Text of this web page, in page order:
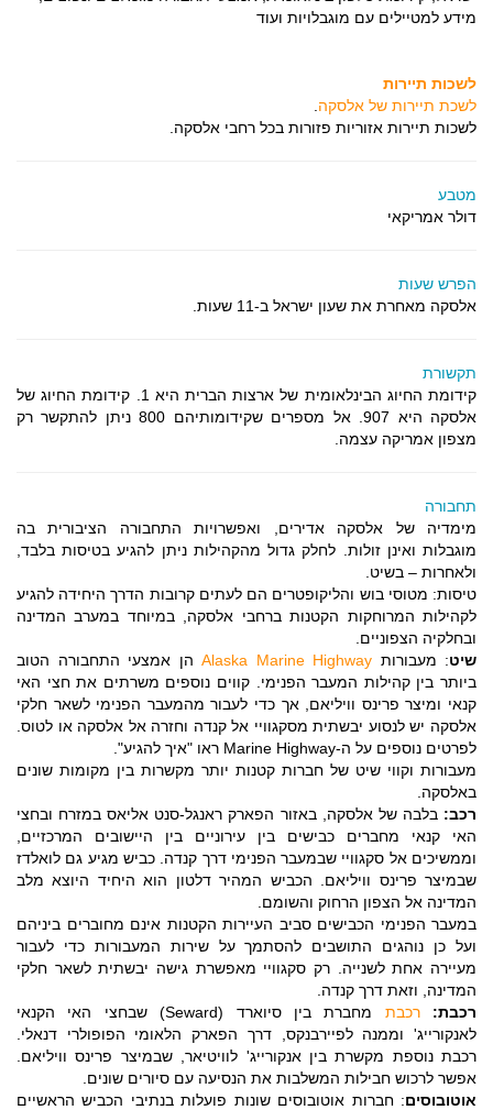
מידע למטיילים עם מוגבלויות ועוד
לשכות תיירות
לשכת תיירות של אלסקה
לשכות תיירות אזוריות פזורות בכל רחבי אלסקה.
מטבע
דולר אמריקאי
הפרש שעות
אלסקה מאחרת את שעון ישראל ב-11 שעות.
תקשורת
קידומת החיוג הבינלאומית של ארצות הברית היא 1. קידומת החיוג של
אלסקה היא 907. אל מספרים שקידומותיהם 800 ניתן להתקשר רק
מצפון אמריקה עצמה.
תחבורה
מימדיה של אלסקה אדירים, ואפשרויות התחבורה הציבורית בה
מוגבלות ואינן זולות. לחלק גדול מהקהילות ניתן להגיע בטיסות בלבד,
ולאחרות – בשיט.
טיסות: מטוסי בוש והליקופטרים הם לעתים קרובות הדרך היחידה להגיע
לקהילות המרוחקות הקטנות ברחבי אלסקה, במיוחד במערב המדינה
ובחלקיה הצפוניים.
שיט: מעבורות Alaska Marine Highway הן אמצעי התחבורה הטוב
ביותר בין קהילות המעבר הפנימי. קווים נוספים משרתים את חצי האי
קנאי ומיצר פרינס וויליאם, אך כדי לעבור מהמעבר הפנימי לשאר חלקי
אלסקה יש לנסוע יבשתית מסקגוויי אל קנדה וחזרה אל אלסקה או לטוס.
לפרטים נוספים על ה-Marine Highway ראו "איך להגיע".
מעבורות וקווי שיט של חברות קטנות יותר מקשרות בין מקומות שונים
באלסקה.
רכב: בלבה של אלסקה, באזור הפארק ראנגל-סנט אליאס במזרח ובחצי
האי קנאי מחברים כבישים בין עירוניים בין היישובים המרכזיים,
וממשיכים אל סקגוויי שבמעבר הפנימי דרך קנדה. כביש מגיע גם לואלדז
שבמיצר פרינס וויליאם. הכביש המהיר דלטון הוא היחיד היוצא מלב
המדינה אל הצפון הרחוק והשומם.
במעבר הפנימי הכבישים סביב העיירות הקטנות אינם מחוברים ביניהם
ועל כן נוהגים התושבים להסתמך על שירות המעבורות כדי לעבור
מעיירה אחת לשנייה. רק סקגוויי מאפשרת גישה יבשתית לשאר חלקי
המדינה, וזאת דרך קנדה.
רכבת:
רכבת
מחברת בין סיוארד (Seward) שבחצי האי הקנאי
לאנקורייג' וממנה לפיירבנקס, דרך הפארק הלאומי הפופולרי דנאלי.
רכבת נוספת מקשרת בין אנקורייג' לוויטיאר, שבמיצר פרינס וויליאם.
אפשר לרכוש חבילות המשלבות את הנסיעה עם סיורים שונים.
אוטובוסים: חברות אוטובוסים שונות פועלות בנתיבי הכביש הראשיים